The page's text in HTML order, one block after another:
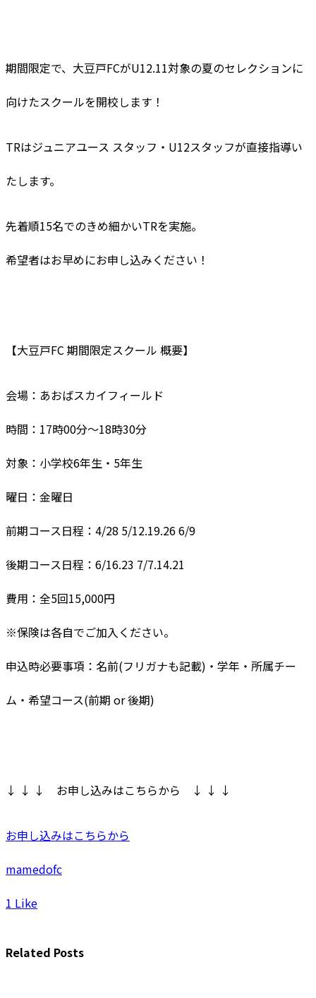
期間限定で、大豆戸FCがU12.11対象の夏のセレクションに
向けたスクールを開校します！
TRはジュニアユース スタッフ・U12スタッフが直接指導い
たします。
先着順15名でのきめ細かいTRを実施。
希望者はお早めにお申し込みください！
【大豆戸FC 期間限定スクール 概要】
会場：あおばスカイフィールド
時間：17時00分〜18時30分
対象：小学校6年生・5年生
曜日：金曜日
前期コース日程：4/28 5/12.19.26 6/9
後期コース日程：6/16.23 7/7.14.21
費用：全5回15,000円
※保険は各自でご加入ください。
申込時必要事項：名前(フリガナも記載)・学年・所属チー
ム・希望コース(前期 or 後期)
↓ ↓ ↓ お申し込みはこちらから ↓ ↓ ↓
お申し込みはこちらから
mamedofc
1 Like
Related Posts